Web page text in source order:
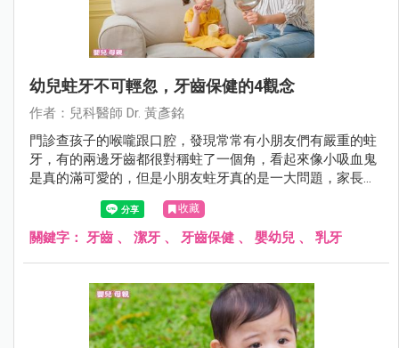
幼兒蛀牙不可輕忽，牙齒保健的4觀念
作者：兒科醫師 Dr. 黃彥銘
門診查孩子的喉嚨跟口腔，發現常常有小朋友們有嚴重的蛀
牙，有的兩邊牙齒都很對稱蛀了一個角，看起來像小吸血鬼
是真的滿可愛的，但是小朋友蛀牙真的是一大問題，家長可
能不能輕忽！在此統整一下常見的疑問與錯誤觀念讓大家參
收藏
關鍵字： 牙齒 、 潔牙 、 牙齒保健 、 嬰幼兒 、 乳牙